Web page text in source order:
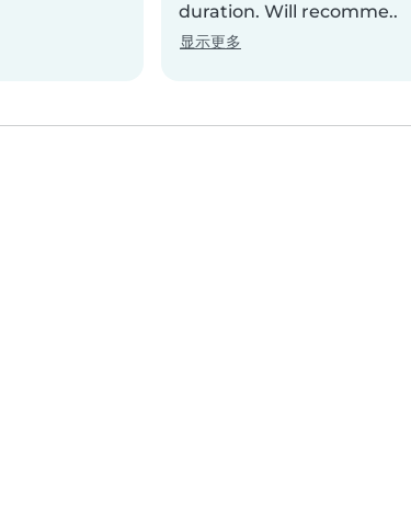
duration. Will recomme..
显示更多